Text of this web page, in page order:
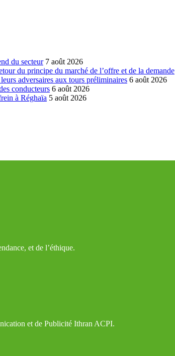
du secteur 7 août 2026
du principe du marché de l’offre et de la demande
adversaires aux tours préliminaires 6 août 2026
conducteurs 6 août 2026
à Réghaïa 5 août 2026
et de l’éthique.
et de Publicité Ithran ACPI.